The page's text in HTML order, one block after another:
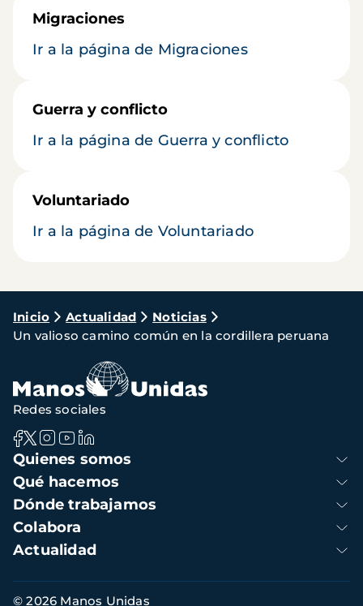
Migraciones
Ir a la página de Migraciones
Guerra y conflicto
Ir a la página de Guerra y conflicto
Voluntariado
Ir a la página de Voluntariado
Ruta
de
navegación
Inicio Actualidad
Noticias
Un valioso camino común en la cordillera peruana
Navegación
principal
Quienes somos
Qué hacemos
Dónde trabajamos
Colabora
Actualidad
Redes sociales
Información
© 2026 Manos Unidas